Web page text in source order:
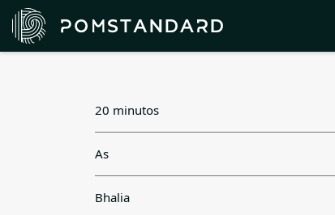
20 minutos
As
Bhalia